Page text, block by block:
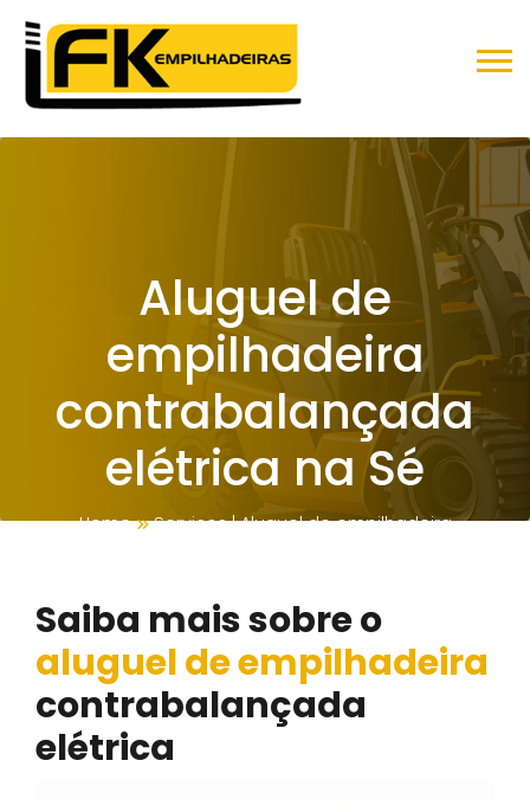
Aluguel de
empilhadeira
contrabalançada
elétrica na Sé
Home Serviços|Aluguel de empilhadeira
Saiba mais sobre o
aluguel de empilhadeira
contrabalançada
elétrica